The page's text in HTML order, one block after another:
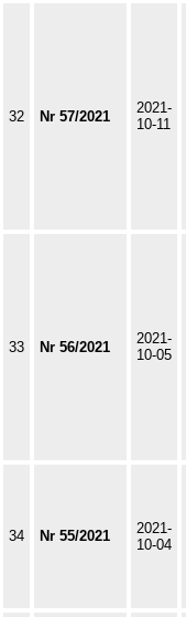
32 Nr 57/2021
2021-
10-11
33 Nr 56/2021
2021-
10-05
34 Nr 55/2021
2021-
10-04